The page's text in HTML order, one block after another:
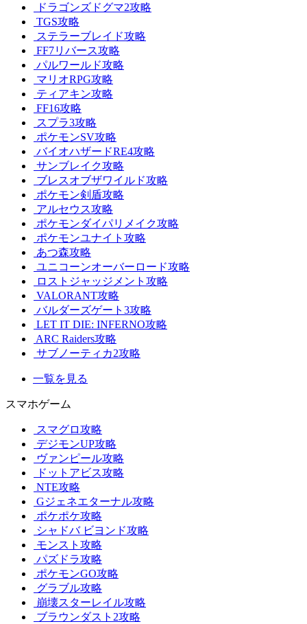
ドラゴンズドグマ2攻略
TGS攻略
ステラーブレイド攻略
FF7リバース攻略
パルワールド攻略
マリオRPG攻略
ティアキン攻略
FF16攻略
スプラ3攻略
ポケモンSV攻略
バイオハザードRE4攻略
サンブレイク攻略
ブレスオブザワイルド攻略
ポケモン剣盾攻略
アルセウス攻略
ポケモンダイパリメイク攻略
ポケモンユナイト攻略
あつ森攻略
ユニコーンオーバーロード攻略
ロストジャッジメント攻略
VALORANT攻略
バルダーズゲート3攻略
LET IT DIE: INFERNO攻略
ARC Raiders攻略
サブノーティカ2攻略
一覧を見る
スマホゲーム
スマグロ攻略
デジモンUP攻略
ヴァンピール攻略
ドットアビス攻略
NTE攻略
Gジェネエターナル攻略
ポケポケ攻略
シャドバ ビヨンド攻略
モンスト攻略
パズドラ攻略
ポケモンGO攻略
グラブル攻略
崩壊スターレイル攻略
ブラウンダスト2攻略